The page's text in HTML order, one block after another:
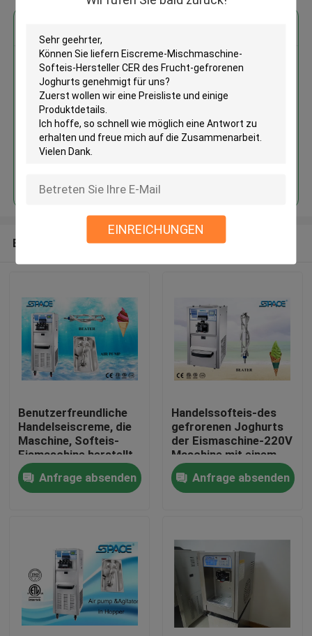
EINREICHUNGEN
Produkte
Über uns
Eiscreme-Mischmaschine-
Softeis-Hersteller CER des
Frucht-gefrorenen Joghurts
Empfohlene Produkte
Benutzerfreundliche
Handelseiscreme, die
Maschine, Softeis-
Eismaschine herstellt
Anfrage absenden
Handelssofteis-des
gefrorenen Joghurts
der Eismaschine-220V
Maschine mit einem
Aroma
Anfrage absenden